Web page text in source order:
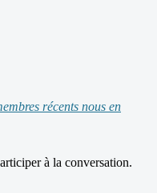
récents nous en
à la conversation.